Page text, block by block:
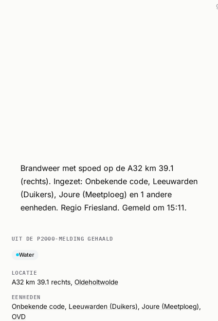
Brandweer met spoed op de A32 km 39.1
(rechts). Ingezet: Onbekende code, Leeuwarden
(Duikers), Joure (Meetploeg) en 1 andere
eenheden. Regio Friesland. Gemeld om 15:11.
UIT DE P2000-MELDING GEHAALD
Water
LOCATIE
A32 km 39.1 rechts, Oldeholtwolde
EENHEDEN
Onbekende code Leeuwarden (Duikers) Joure (Meetploeg)
OVD